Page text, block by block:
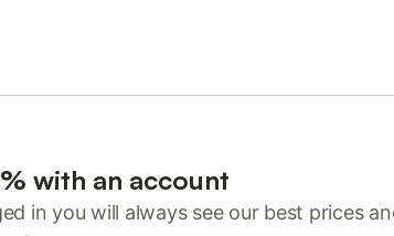
with an account
in you will always see our best prices